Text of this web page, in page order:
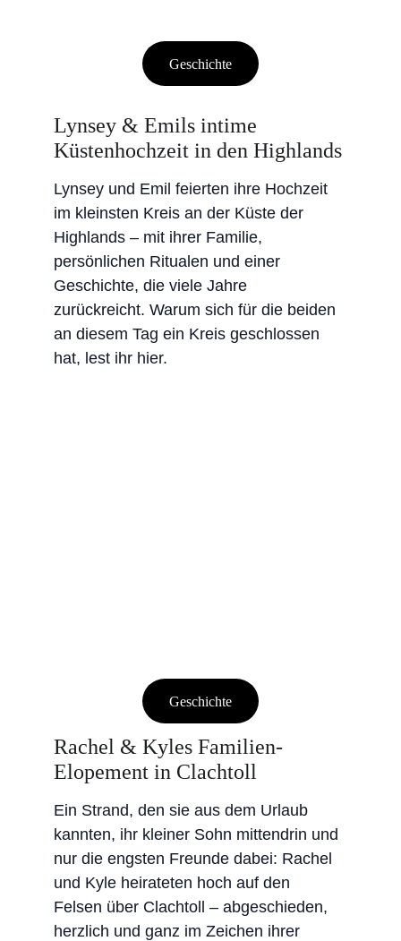
Geschichte
Geschichte
Lynsey & Emils intime
Küstenhochzeit in den Highlands
Lynsey und Emil feierten ihre Hochzeit
im kleinsten Kreis an der Küste der
Highlands – mit ihrer Familie,
persönlichen Ritualen und einer
Geschichte, die viele Jahre
zurückreicht. Warum sich für die beiden
an diesem Tag ein Kreis geschlossen
hat, lest ihr hier.
Rachel & Kyles Familien-
Elopement in Clachtoll
Ein Strand, den sie aus dem Urlaub
kannten, ihr kleiner Sohn mittendrin und
nur die engsten Freunde dabei: Rachel
und Kyle heirateten hoch auf den
Felsen über Clachtoll – abgeschieden,
herzlich und ganz im Zeichen ihrer